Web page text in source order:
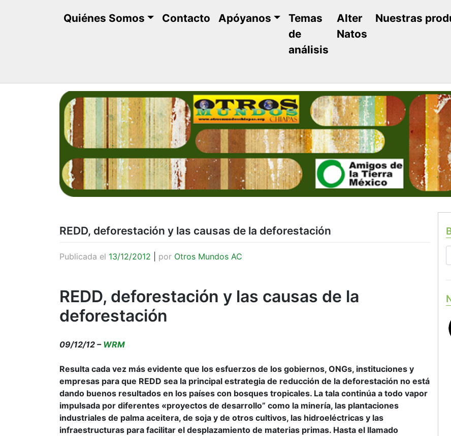
Quiénes Somos Contacto Apóyanos
Temas
de
análisis
Alter
Natos
Nuestras
REDD, deforestación y las causas de la deforestación
Publicada el 13/12/2012 por Otros Mundos AC
REDD, deforestación y las causas de la
deforestación
09/12/12 – WRM
Resulta cada vez más evidente que los esfuerzos de los gobiernos, ONGs, instituciones y
empresas para que REDD sea la principal estrategia de reducción de la deforestación no está
dando buenos resultados en los países con bosques tropicales. La tala continúa a todo vapor
impulsada por diferentes «proyectos de desarrollo” como la minería, las plantaciones
industriales de palma aceitera, de soja y de otros cultivos, las hidroeléctricas y las
infraestructuras para facilitar el desplazamiento de materias primas. Hasta el llamado